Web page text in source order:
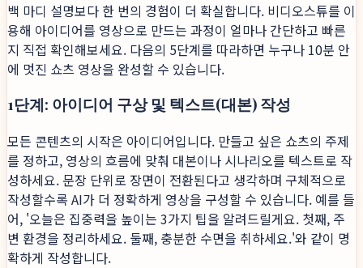
백 마디 설명보다 한 번의 경험이 더 확실합니다. 비디오스튜를 이
용해 아이디어를 영상으로 만드는 과정이 얼마나 간단하고 빠른
지 직접 확인해보세요. 다음의 5단계를 따라하면 누구나 10분 안
에 멋진 쇼츠 영상을 완성할 수 있습니다.
1단계: 아이디어 구상 및 텍스트(대본) 작성
모든 콘텐츠의 시작은 아이디어입니다. 만들고 싶은 쇼츠의 주제
를 정하고, 영상의 흐름에 맞춰 대본이나 시나리오를 텍스트로 작
성하세요. 문장 단위로 장면이 전환된다고 생각하며 구체적으로
작성할수록 AI가 더 정확하게 영상을 구성할 수 있습니다. 예를 들
어, '오늘은 집중력을 높이는 3가지 팁을 알려드릴게요. 첫째, 주
변 환경을 정리하세요. 둘째, 충분한 수면을 취하세요.'와 같이 명
확하게 작성합니다.